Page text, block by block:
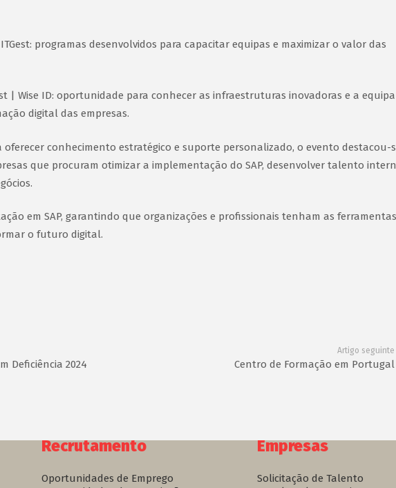
programas desenvolvidos para capacitar equipas e maximizar o valor das
| Wise ID: oportunidade para conhecer as infraestruturas inovadoras e a equipa
digital das empresas.
conhecimento estratégico e suporte personalizado, o evento destacou-
que procuram otimizar a implementação do SAP, desenvolver talento
em SAP, garantindo que organizações e profissionais tenham as ferramentas
o futuro digital.
Deficiência 2024
Artigo seguinte
Centro de Formação em Portugal
Recrutamento
Oportunidades de Emprego
Empresas
Solicitação de Talento